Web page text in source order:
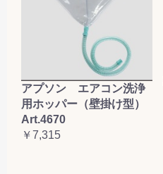
アプソン エアコン洗浄
用ホッパー（壁掛け型）
Art.4670
￥7,315